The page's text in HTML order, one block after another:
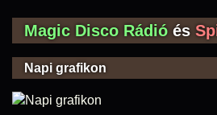
Magic Disco Rádió és
Napi grafikon